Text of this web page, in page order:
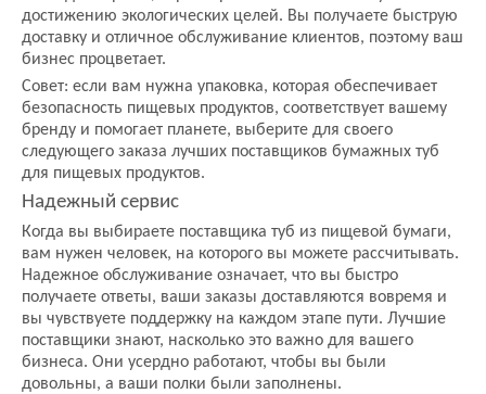
достижению экологических целей. Вы получаете быструю
доставку и отличное обслуживание клиентов, поэтому ваш
бизнес процветает.
Совет: если вам нужна упаковка, которая обеспечивает
безопасность пищевых продуктов, соответствует вашему
бренду и помогает планете, выберите для своего
следующего заказа лучших поставщиков бумажных туб
для пищевых продуктов.
Надежный сервис
Когда вы выбираете поставщика туб из пищевой бумаги,
вам нужен человек, на которого вы можете рассчитывать.
Надежное обслуживание означает, что вы быстро
получаете ответы, ваши заказы доставляются вовремя и
вы чувствуете поддержку на каждом этапе пути. Лучшие
поставщики знают, насколько это важно для вашего
бизнеса. Они усердно работают, чтобы вы были
довольны, а ваши полки были заполнены.